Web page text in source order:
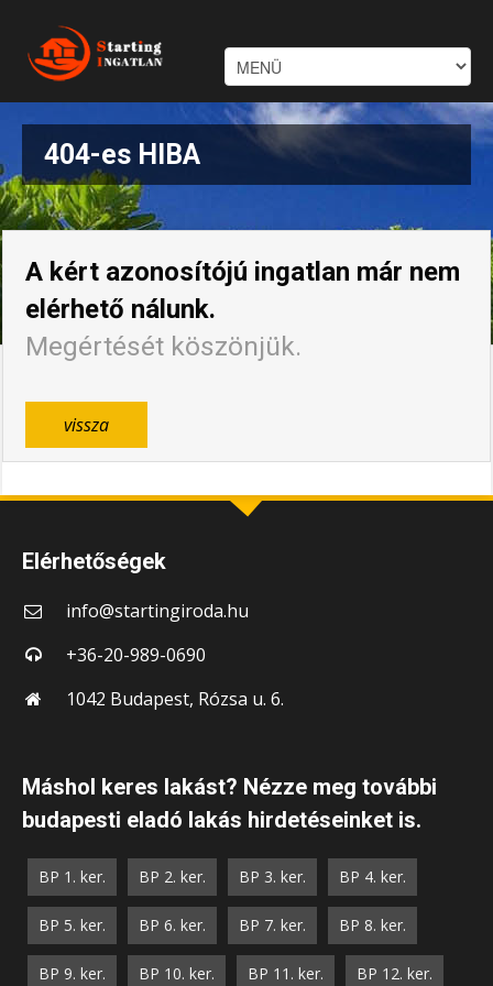
404-es HIBA
A kért azonosítójú ingatlan már nem
elérhető nálunk.
Megértését köszönjük.
vissza
Elérhetőségek
info@startingiroda.hu
+36-20-989-0690
1042 Budapest, Rózsa u. 6.
Máshol keres lakást? Nézze meg további
budapesti eladó lakás hirdetéseinket is.
BP 1. ker. BP 2. ker. BP 3. ker. BP 4. ker.
BP 5. ker. BP 6. ker. BP 7. ker. BP 8. ker.
BP 9. ker. BP 10. ker. BP 11. ker. BP 12. ker.